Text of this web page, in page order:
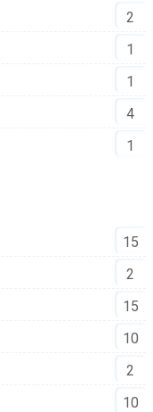
2
1
1
4
1
15
2
15
10
2
10